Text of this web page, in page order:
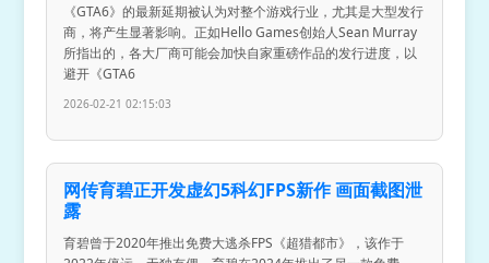
《GTA6》的最新延期被认为对整个游戏行业，尤其是大型发行
商，将产生显著影响。正如Hello Games创始人Sean Murray
所指出的，各大厂商可能会加快自家重磅作品的发行进度，以
避开《GTA6
2026-02-21 02:15:03
网传育碧正开发虚幻5科幻FPS新作 画面截图泄
露
育碧曾于2020年推出免费大逃杀FPS《超猎都市》，该作于